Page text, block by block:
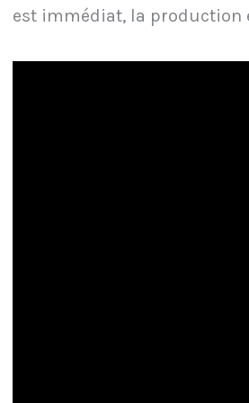
est immédiat, la production